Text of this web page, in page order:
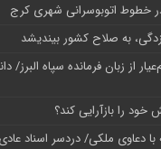
به صلاح کشور بیندیشد
از زبان فرمانده سپاه البرز/
را بازآرایی کند؟
دعاوی ملکی/ دردسر اسناد